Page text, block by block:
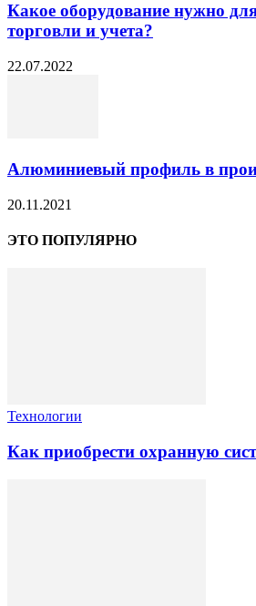
Какое оборудование нужно
торговли и учета?
22.07.2022
Алюминиевый профиль в
20.11.2021
ЭТО ПОПУЛЯРНО
Технологии
Как приобрести охранную